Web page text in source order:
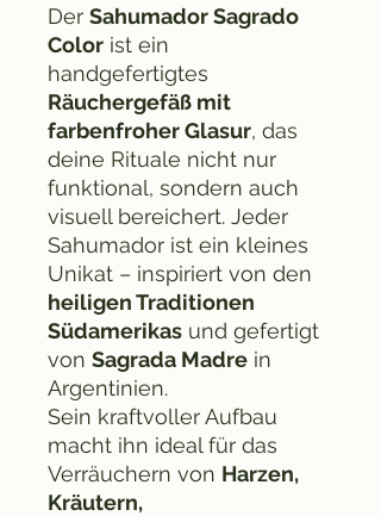
Der Sahumador Sagrado
Color ist ein
handgefertigtes
Räuchergefäß mit
farbenfroher Glasur, das
deine Rituale nicht nur
funktional, sondern auch
visuell bereichert. Jeder
Sahumador ist ein kleines
Unikat – inspiriert von den
heiligen Traditionen
Südamerikas und gefertigt
von Sagrada Madre in
Argentinien.
Sein kraftvoller Aufbau
macht ihn ideal für das
Verräuchern von Harzen,
Kräutern,